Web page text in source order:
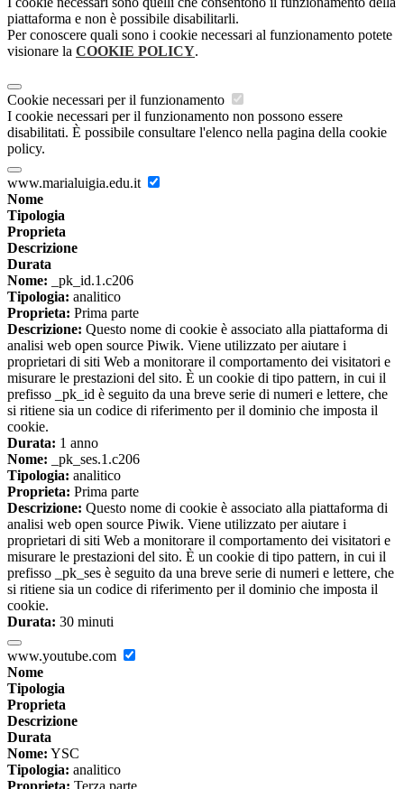
piattaforma e non è possibile disabilitarli.
Per conoscere quali sono i cookie necessari al funzionamento potete
visionare la COOKIE POLICY.
Cookie necessari per il funzionamento
I cookie necessari per il funzionamento non possono essere
disabilitati. È possibile consultare l'elenco nella pagina della cookie
policy.
www.marialuigia.edu.it
Nome
Tipologia
Proprieta
Descrizione
Durata
Nome: _pk_id.1.c206
Tipologia: analitico
Proprieta: Prima parte
Descrizione: Questo nome di cookie è associato alla piattaforma di
analisi web open source Piwik. Viene utilizzato per aiutare i
proprietari di siti Web a monitorare il comportamento dei visitatori e
misurare le prestazioni del sito. È un cookie di tipo pattern, in cui il
prefisso _pk_id è seguito da una breve serie di numeri e lettere, che
si ritiene sia un codice di riferimento per il dominio che imposta il
cookie.
Durata: 1 anno
Nome: _pk_ses.1.c206
Tipologia: analitico
Proprieta: Prima parte
Descrizione: Questo nome di cookie è associato alla piattaforma di
analisi web open source Piwik. Viene utilizzato per aiutare i
proprietari di siti Web a monitorare il comportamento dei visitatori e
misurare le prestazioni del sito. È un cookie di tipo pattern, in cui il
prefisso _pk_ses è seguito da una breve serie di numeri e lettere, che
si ritiene sia un codice di riferimento per il dominio che imposta il
cookie.
Durata: 30 minuti
www.youtube.com
Nome
Tipologia
Proprieta
Descrizione
Durata
Nome: YSC
Tipologia: analitico